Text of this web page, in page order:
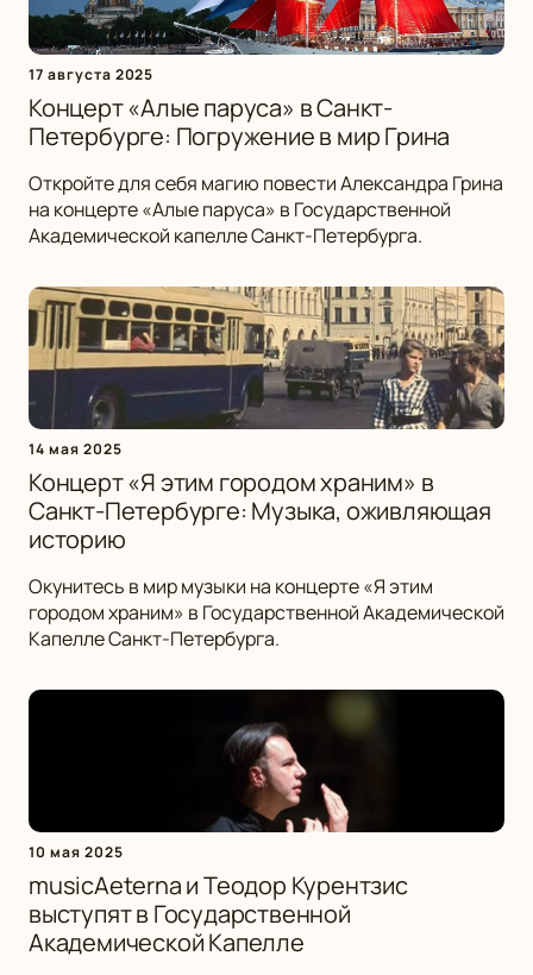
17 августа 2025
Концерт «Алые паруса» в Санкт-
Петербурге: Погружение в мир Грина
Откройте для себя магию повести Александра Грина
на концерте «Алые паруса» в Государственной
Академической капелле Санкт-Петербурга.
14 мая 2025
Концерт «Я этим городом храним» в
Санкт-Петербурге: Музыка, оживляющая
историю
Окунитесь в мир музыки на концерте «Я этим
городом храним» в Государственной Академической
Капелле Санкт-Петербурга.
10 мая 2025
musicAeterna и Теодор Курентзис
выступят в Государственной
Академической Капелле